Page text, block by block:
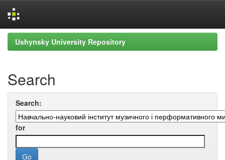
Skip
navigation
Ushynsky University Repository
Search
Search:
for